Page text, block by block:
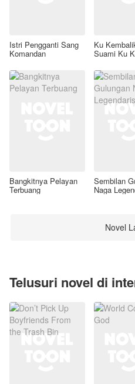
Istri Pengganti Sang
Komandan
Ku
Suami Ku
Bangkitnya Pelayan
Terbuang
Sembilan
Naga
Novel
Telusuri novel di